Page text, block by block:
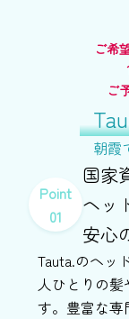
ご希
ご
朝霞
Point
01
国家
ヘッ
安心
Tauta.のヘッ
人ひとりの
す。豊富な